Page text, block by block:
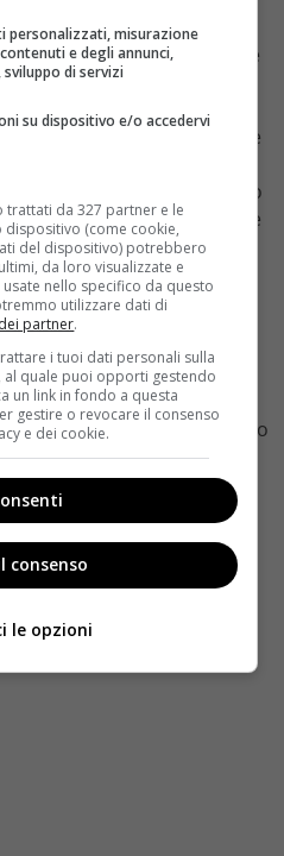
dai nazisti durante la
un circo di “freak” come
richiesto mesi di
costumi elaboratissimi,
e una recitazione
il tragico e
portata di questo progetto
contemporaneo, vale
suMyMovies, uno
la critica cinematografica
c’è
Anni da
conferma la capacità di
con disinvoltura tra
mai sembrare fuori posto
personalizzati, misurazione
e degli annunci,
di servizi
su dispositivo e/o accedervi
da 327 partner e le
(come cookie,
del dispositivo) potrebbero
da loro visualizzate e
nello specifico da questo
utilizzare dati di
partner.
i tuoi dati personali sulla
quale puoi opporti gestendo
un link in fondo a questa
gestire o revocare il consenso
e dei cookie.
consenso
le opzioni